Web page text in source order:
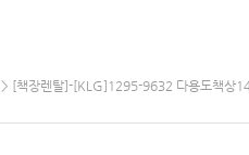
> [책장렌탈]-[KLG]1295-9632 다용도책상